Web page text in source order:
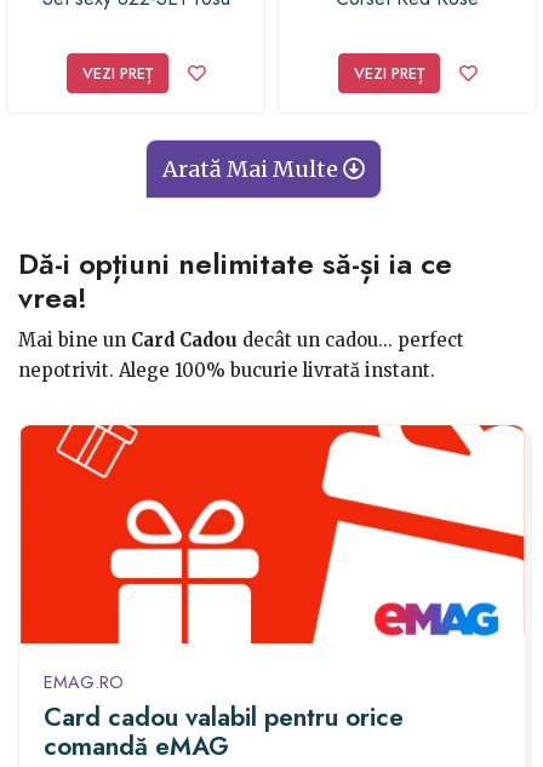
VEZI PREȚ VEZI PREȚ
Arată Mai Multe
Dă-i opțiuni nelimitate să-și ia ce
vrea!
Mai bine un Card Cadou decât un cadou... perfect
nepotrivit. Alege 100% bucurie livrată instant.
EMAG.RO
Card cadou valabil pentru orice
comandă eMAG